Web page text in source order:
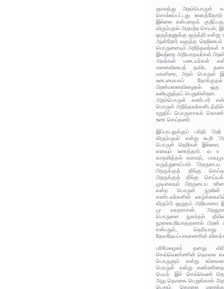
ஞாலத்து அறம்பொருள்‌
சொல்லப்பட்டது
இல்லை என்பதைக்
விரும்புதல் அறமற்ற செயல்;
ஒருத்தனுக்கு ஒருத்தி
ஆன்றோர் வகுத்த நெறியைச்
பொருளையும் அறிந்தவர்கள்
இவற்றை அறியாதவர்கள்
அவர்கள் மடையர்கள்
மனைவியைத் தவிர,
மகளிரை, அறம் பொருள்
உடைமையாய்
பிறன்மனைவிழைதல்
வலியுறுத்தப் பெறுகின்றன.
அறம்பொருள் கண்டார்
பொருள்
உறுதிப் பொருளாகக்
உரை செய்தனர்.
இப்பாடலுக்குப் பரிதி
விரும்புதல்' என்று கூறி
பொருள் நெறிகள் இல்லை;
எனவும் உரைத்தார். வ உ
காதலித்தல் களவும்,
கருத்துரைப்பார்.
பிறருக்குத் தீங்கு
பிறருக்குத் தீங்கு
முடிவையும் பிறருடைய
என்ற பொருள் நூலின்
கண்டவர்களின்
விரும்பி ஒழுகும்
மு வரதராசன்.
பொருளை நுகர்தல்
நூலையறியாததனால்
என்பதும்,
தேவநேயப்பாவாணரின்
பரிமேலழகர் தனது
செவ்வெண்ணின் தொகை எனக்
பொருளும் என்று
பொருள் என்று
பெயர். இச் செவ்வெண்
அது தொகை பெறுங்கால்
பெறும். தொகை